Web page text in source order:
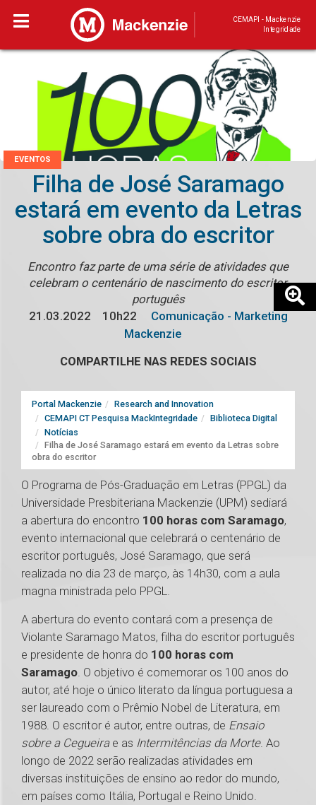
CEMAPI - Mackenzie
Integridade
EVENTOS
Filha de José Saramago
estará em evento da Letras
sobre obra do escritor
Encontro faz parte de uma série de atividades que
celebram o centenário de nascimento do escritor
português
21.03.2022
10h22
Comunicação - Marketing
Mackenzie
COMPARTILHE NAS REDES SOCIAIS
Portal Mackenzie
Research and Innovation
CEMAPI CT Pesquisa MackIntegridade
Biblioteca Digital
Notícias
Filha de José Saramago estará em evento da Letras sobre
obra do escritor
O Programa de Pós-Graduação em Letras (PPGL) da
Universidade Presbiteriana Mackenzie (UPM) sediará
a abertura do encontro 100 horas com Saramago,
evento internacional que celebrará o centenário de
escritor português, José Saramago, que será
realizada no dia 23 de março, às 14h30, com a aula
magna ministrada pelo PPGL.
A abertura do evento contará com a presença de
Violante Saramago Matos, filha do escritor português
e presidente de honra do 100 horas com
Saramago. O objetivo é comemorar os 100 anos do
autor, até hoje o único literato da língua portuguesa a
ser laureado com o Prêmio Nobel de Literatura, em
1988. O escritor é autor, entre outras, de Ensaio
sobre a Cegueirae as Intermitências da Morte. Ao
longo de 2022 serão realizadas atividades em
diversas instituições de ensino ao redor do mundo,
em países como Itália, Portugal e Reino Unido.